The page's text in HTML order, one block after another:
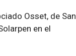
Osset, de San
en el